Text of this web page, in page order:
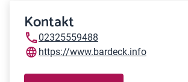
Kontakt
02325559488
https://www.bardeck.info